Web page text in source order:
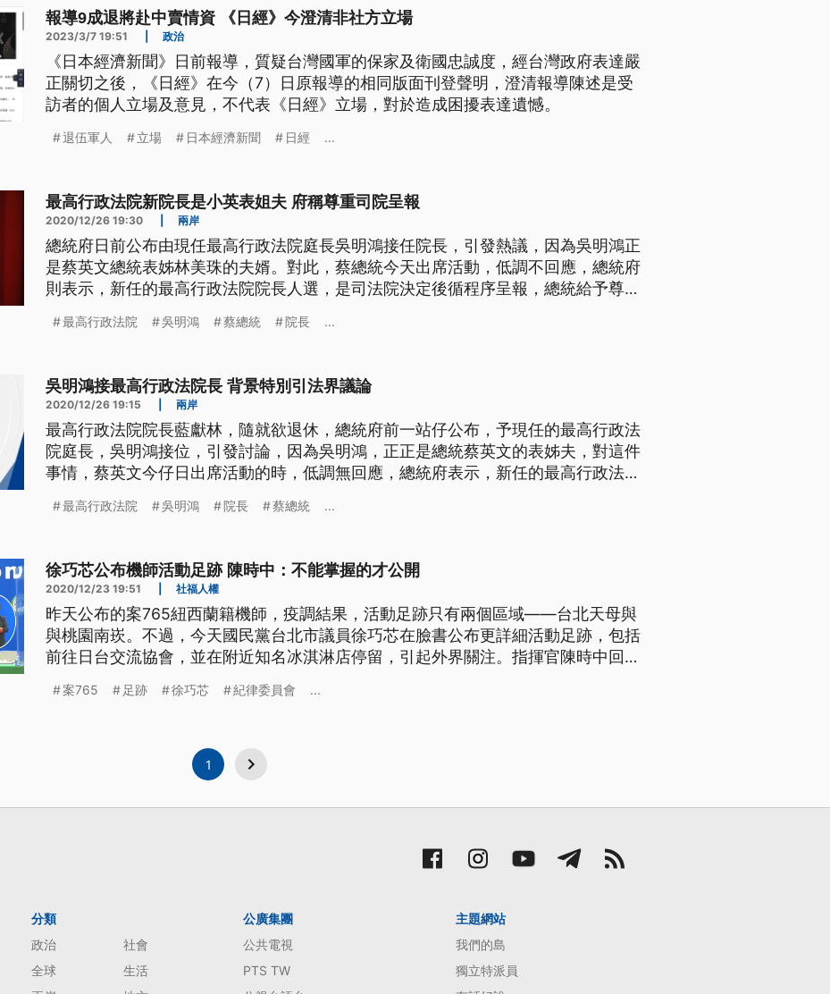
報導9成退將赴中賣情資 《日經》今澄清非社方立場
2023/3/7 19:51 政治
《日本經濟新聞》日前報導，質疑台灣國軍的保家及衛國忠誠度，經台灣政府表達嚴
正關切之後，《日經》在今（7）日原報導的相同版面刊登聲明，澄清報導陳述是受
訪者的個人立場及意見，不代表《日經》立場，對於造成困擾表達遺憾。
退伍軍人 立場 日本經濟新聞 日經 ...
最高行政法院新院長是小英表姐夫 府稱尊重司院呈報
2020/12/26 19:30 兩岸
總統府日前公布由現任最高行政法院庭長吳明鴻接任院長，引發熱議，因為吳明鴻正
是蔡英文總統表姊林美珠的夫婿。對此，蔡總統今天出席活動，低調不回應，總統府
則表示，新任的最高行政法院院長人選，是司法院決定後循程序呈報，總統給予尊
長，引發法界熱議，因為吳明鴻正是蔡總統表姊林美珠的夫婿。對此，總統府回應，
最高行政法院 吳明鴻 蔡總統 院長 ...
吳明鴻接最高行政法院長 背景特別引法界議論
2020/12/26 19:15 兩岸
最高行政法院院長藍獻林，隨就欲退休，總統府前一站仔公布，予現任的最高行政法
院庭長，吳明鴻接位，引發討論，因為吳明鴻，正正是總統蔡英文的表姊夫，對這件
事情，蔡英文今仔日出席活動的時，低調無回應，總統府表示，新任的最高行政法院
追問表姊夫吳明鴻，即將接任最高行政法院院長，總統蔡英文低調避談，最高行政法
最高行政法院 吳明鴻 院長 蔡總統 ...
徐巧芯公布機師活動足跡 陳時中：不能掌握的才公開
2020/12/23 19:51 社福人權
昨天公布的案765紐西蘭籍機師，疫調結果，活動足跡只有兩個區域——台北天母與
與桃園南崁。不過，今天國民黨台北市議員徐巧芯在臉書公布更詳細活動足跡，包括
前往日台交流協會，並在附近知名冰淇淋店停留，引起外界關注。指揮官陳時中回應
道歉，並對隔離治療的外籍機師，以電話連線方式召開紀律委員會，做出懲處。 中
案765 足跡 徐巧芯 紀律委員會 ...
1
分類
政治
社會
全球
生活
公廣集團
公共電視
PTS TW
主題網站
我們的島
獨立特派員